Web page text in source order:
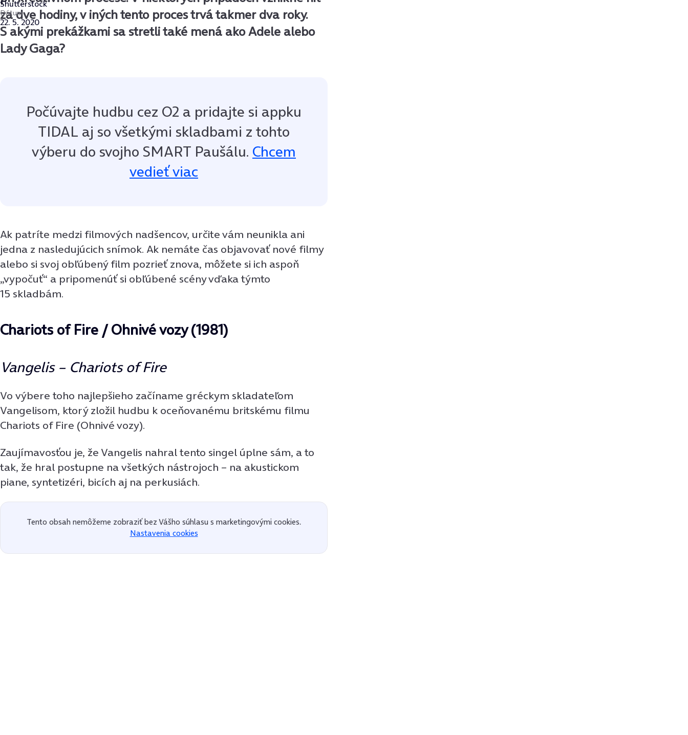
Shutterstock
Dátum
22. 5. 2020
za dve hodiny, v iných tento proces trvá takmer dva roky.
S akými prekážkami sa stretli také mená ako Adele alebo
Lady Gaga?
Počúvajte hudbu cez O2 a pridajte si appku
TIDAL aj so všetkými skladbami z tohto
výberu do svojho SMART Paušálu. Chcem
vedieť viac
Ak patríte medzi filmových nadšencov, určite vám neunikla ani
jedna z nasledujúcich snímok. Ak nemáte čas objavovať nové filmy
alebo si svoj obľúbený film pozrieť znova, môžete si ich aspoň
„vypočuť“ a pripomenúť si obľúbené scény vďaka týmto
15 skladbám.
Chariots of Fire / Ohnivé vozy (1981)
Vangelis – Chariots of Fire
Vo výbere toho najlepšieho začíname gréckym skladateľom
Vangelisom, ktorý zložil hudbu k oceňovanému britskému filmu
Chariots of Fire (Ohnivé vozy).
Zaujímavosťou je, že Vangelis nahral tento singel úplne sám, a to
tak, že hral postupne na všetkých nástrojoch – na akustickom
piane, syntetizéri, bicích aj na perkusiách.
Tento obsah nemôžeme zobraziť bez Vášho súhlasu s marketingovými cookies.
Nastavenia cookies